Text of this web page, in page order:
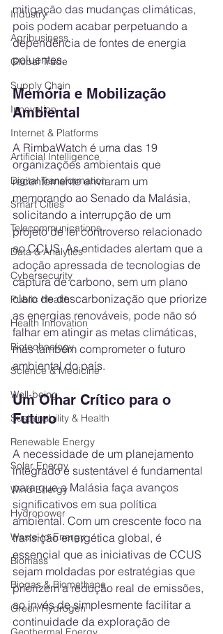
Industry
Agribusiness
Global Trade
Supply Chain
Innovation
Internet & Platforms
Artificial Intelligence
Digital Transformation
Smart Cities
Telecommunications
Data & Analytics
Cybersecurity
Public Health
Health Innovation
Biotechnology
Science & Medicine
Well-being
Sustainability & Health
Renewable Energy
Solar Energy
Wind Energy
Hydropower
Waste-to-Energy
Biomass
Biogas & Biomethane
Green Hydrogen
mitigação das mudanças climáticas,
pois podem acabar perpetuando a
dependência de fontes de energia
poluentes.
Memória e Mobilização
Ambiental
A RimbaWatch é uma das 19
organizações ambientais que
recentemente enviaram um
memorando ao Senado da Malásia,
solicitando a interrupção de um
projeto de lei controverso relacionado
ao CCUS. As entidades alertam que a
adoção apressada de tecnologias de
captura de carbono, sem um plano
claro de descarbonização que priorize
as energias renováveis, pode não só
falhar em atingir as metas climáticas,
mas também comprometer o futuro
ambiental do país.
Um Olhar Crítico para o
Futuro
A necessidade de um planejamento
integrado e sustentável é fundamental
para que a Malásia faça avanços
significativos em sua política
ambiental. Com um crescente foco na
transição energética global, é
essencial que as iniciativas de CCUS
sejam moldadas por estratégias que
priorizem a redução real de emissões,
ao invés de simplesmente facilitar a
continuidade da exploração de